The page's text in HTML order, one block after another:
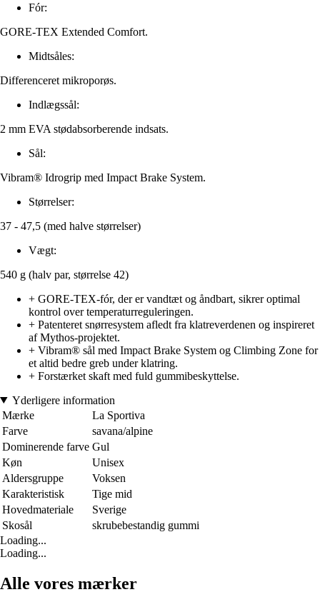
Fór:
GORE-TEX Extended Comfort.
Midtsåles:
Differenceret mikroporøs.
Indlægssål:
2 mm EVA stødabsorberende indsats.
Sål:
Vibram® Idrogrip med Impact Brake System.
Størrelser:
37 - 47,5 (med halve størrelser)
Vægt:
540 g (halv par, størrelse 42)
+ GORE-TEX-fór, der er vandtæt og åndbart, sikrer optimal
kontrol over temperaturreguleringen.
+ Patenteret snørresystem afledt fra klatreverdenen og inspireret
af Mythos-projektet.
+ Vibram® sål med Impact Brake System og Climbing Zone for
et altid bedre greb under klatring.
+ Forstærket skaft med fuld gummibeskyttelse.
Yderligere information
Mærke
La Sportiva
Farve
savana/alpine
Dominerende farve Gul
Køn
Unisex
Aldersgruppe
Voksen
Karakteristisk
Tige mid
Hovedmateriale
Sverige
Skosål
skrubebestandig gummi
Loading...
Loading...
Alle vores mærker